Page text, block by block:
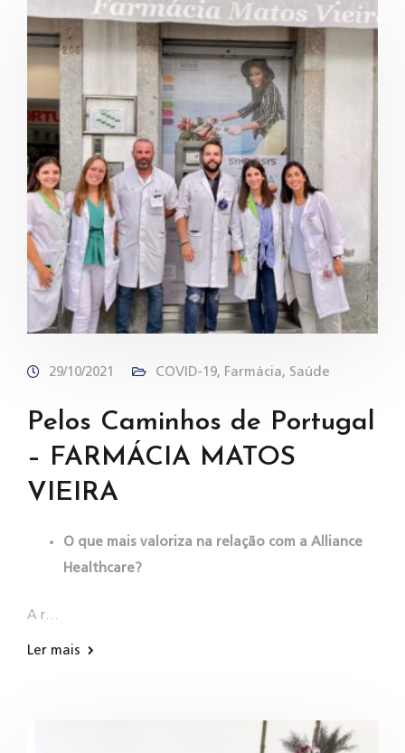
29/10/2021 COVID-19, Farmácia, Saúde
Pelos Caminhos de Portugal
– FARMÁCIA MATOS
VIEIRA
O que mais valoriza na relação com a Alliance
Healthcare?
A r…
Ler mais